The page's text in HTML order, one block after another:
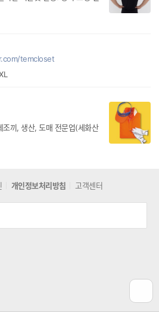
temcloset
끼, 생산, 도매 전문업(세화산
개인정보처리방침 고객센터